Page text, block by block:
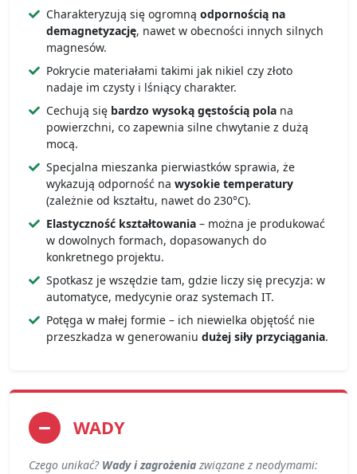
Charakteryzują się ogromną odpornością na
demagnetyzację, nawet w obecności innych silnych
magnesów.
Pokrycie materiałami takimi jak nikiel czy złoto
nadaje im czysty i lśniący charakter.
Cechują się bardzo wysoką gęstością pola na
powierzchni, co zapewnia silne chwytanie z dużą
mocą.
Specjalna mieszanka pierwiastków sprawia, że
wykazują odporność na wysokie temperatury
(zależnie od kształtu, nawet do 230°C).
Elastyczność kształtowania – można je produkować
w dowolnych formach, dopasowanych do
konkretnego projektu.
Spotkasz je wszędzie tam, gdzie liczy się precyzja: w
automatyce, medycynie oraz systemach IT.
Potęga w małej formie – ich niewielka objętość nie
przeszkadza w generowaniu dużej siły przyciągania.
WADY
Czego unikać? Wady i zagrożenia związane z neodymami: